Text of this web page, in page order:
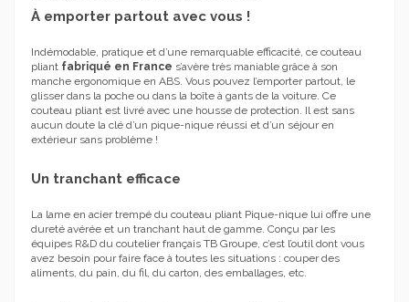
À emporter partout avec vous !
Indémodable, pratique et d’une remarquable efficacité, ce couteau
pliant fabriqué en France s’avère très maniable grâce à son
manche ergonomique en ABS. Vous pouvez l’emporter partout, le
glisser dans la poche ou dans la boîte à gants de la voiture. Ce
couteau pliant est livré avec une housse de protection. Il est sans
aucun doute la clé d’un pique-nique réussi et d’un séjour en
extérieur sans problème !
Un tranchant efficace
La lame en acier trempé du couteau pliant Pique-nique lui offre une
dureté avérée et un tranchant haut de gamme. Conçu par les
équipes R&D du coutelier français TB Groupe, c’est l’outil dont vous
avez besoin pour faire face à toutes les situations : couper des
aliments, du pain, du fil, du carton, des emballages, etc.